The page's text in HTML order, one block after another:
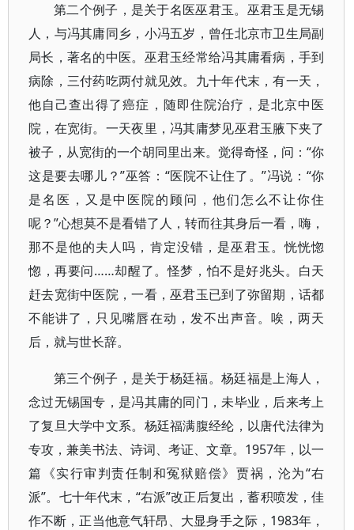
第二个例子，是关于名医巫君玉。巫君玉是无锡
人，与冯其庸同乡，小冯五岁，曾任北京市卫生局副
局长，著名的中医。巫君玉经常给冯其庸看病，手到
病除，三付药吃两付就见效。九十年代末，有一天，
他自己查出得了癌症，随即住院治疗，是北京中医
院，在宽街。一天夜里，冯其庸梦见巫君玉腋下夹了
被子，从宽街的一个胡同里出来。觉得奇怪，问：“你
这是要去哪儿？”巫答：“医院不让住了。”冯说：“你
是名医，又是中医院的顾问，他们怎么不让你住
呢？”心想莫不是看错了人，转而往其身后一看，嗨，
那不是他的夫人吗，肯定没错，是巫君玉。恍恍惚
惚，再要问……却醒了。怪梦，怕不是好兆头。白天
赶去宽街中医院，一看，巫君玉已到了弥留期，话都
不能讲了，只见嘴唇在动，发不出声音。唉，两天
后，就与世长辞。
第三个例子，是关于杨廷福。杨廷福是上海人，
念过无锡国专，是冯其庸的同门，未毕业，后来考上
了复旦大学中文系。杨廷福满腹经纶，以唐代法律为
专攻，兼美书法、诗词、考证、文章。1957年，以一
篇《实行审判责任制和冤狱赔偿》贾祸，沦为“右
派”。七十年代末，“右派”改正后复出，蓄积喷发，佳
作不断，正当他意气轩昂、大显身手之际，1983年，